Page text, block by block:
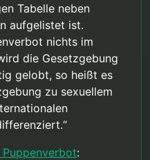
Tabelle neben
aufgelistet ist.
nichts im
die Gesetzgebung
gelobt, so heißt es
zu sexuellem
Puppenverbot: